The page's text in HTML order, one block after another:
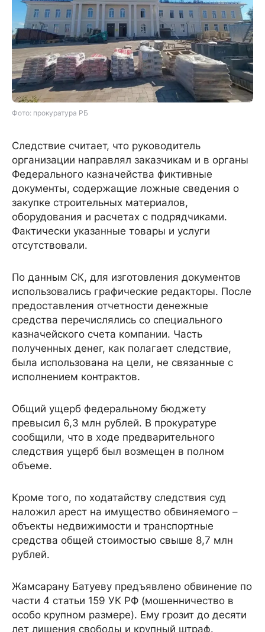
Фото: прокуратура РБ
Следствие считает, что руководитель
организации направлял заказчикам и в органы
Федерального казначейства фиктивные
документы, содержащие ложные сведения о
закупке строительных материалов,
оборудования и расчетах с подрядчиками.
Фактически указанные товары и услуги
отсутствовали.
По данным СК, для изготовления документов
использовались графические редакторы. После
предоставления отчетности денежные
средства перечислялись со специального
казначейского счета компании. Часть
полученных денег, как полагает следствие,
была использована на цели, не связанные с
исполнением контрактов.
Общий ущерб федеральному бюджету
превысил 6,3 млн рублей. В прокуратуре
сообщили, что в ходе предварительного
следствия ущерб был возмещен в полном
объеме.
Кроме того, по ходатайству следствия суд
наложил арест на имущество обвиняемого –
объекты недвижимости и транспортные
средства общей стоимостью свыше 8,7 млн
рублей.
Жамсарану Батуеву предъявлено обвинение по
части 4 статьи 159 УК РФ (мошенничество в
особо крупном размере). Ему грозит до десяти
лет лишения свободы и крупный штраф.